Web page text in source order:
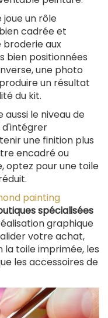
joue un rôle
cadrée et
broderie aux
bien positionnées
une photo
un résultat
du kit.
le niveau de
une finition plus
encadré ou
optez pour une toile
painting
spécialisées
graphique
votre achat,
la toile imprimée, les
les accessoires de